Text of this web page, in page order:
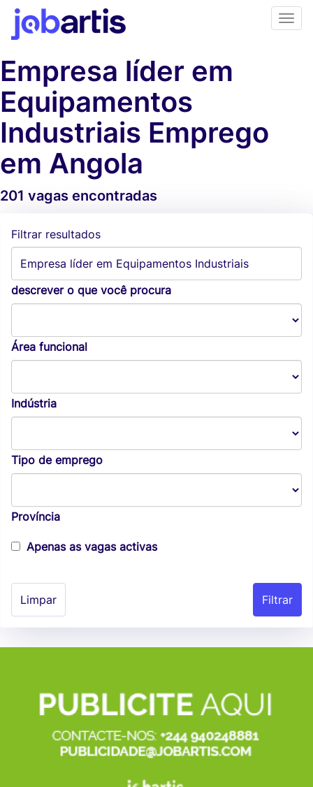
Empresa líder em
Equipamentos
Industriais Emprego
em Angola
201 vagas encontradas
Filtrar resultados
descrever o que você procura
Área funcional
Indústria
Tipo de emprego
Província
Apenas as vagas activas
Limpar